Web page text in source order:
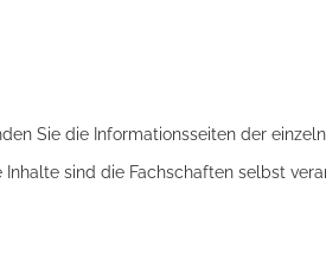
Sie die Informationsseiten der
Inhalte sind die Fachschaften selbst